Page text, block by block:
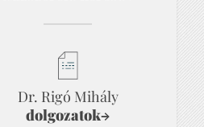
Dr. Rigó Mihály
dolgozatok→